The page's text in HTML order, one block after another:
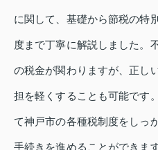
に関して、基礎から節税の特
度まで丁寧に解説しました。
の税金が関わりますが、正し
担を軽くすることも可能です
て神戸市の各種税制度をしっ
手続きを進めることができま